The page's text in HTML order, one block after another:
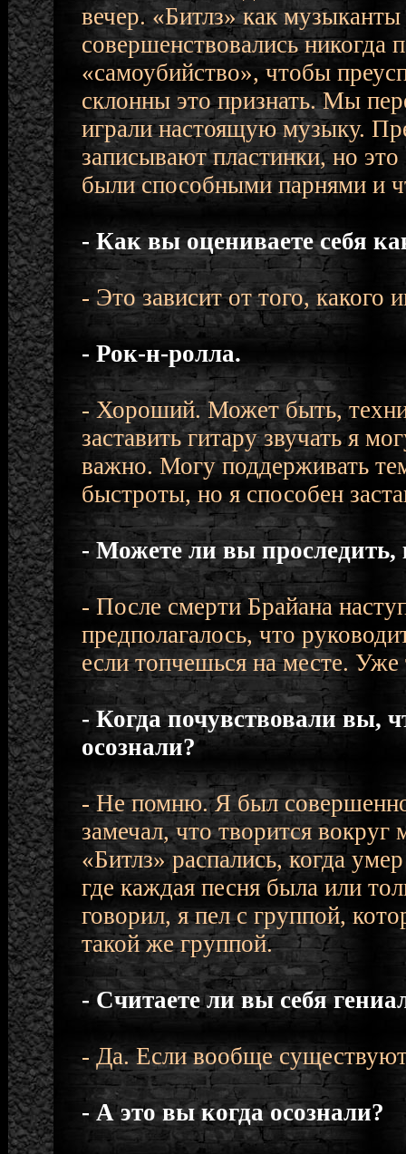
вечер. «Битлз» как
совершенствовались
«самоубийство», чтобы
склонны это признать. Мы
играли настоящую музыку.
записывают пластинки, но
были способными парнями и
- Как вы оцениваете себя
- Это зависит от того, какого
- Рок-н-ролла.
- Хороший. Может быть,
заставить гитару звучать я
важно. Могу поддерживать
быстроты, но я способен
- Можете ли вы проследить,
- После смерти Брайана
предполагалось, что
если топчешься на месте. Уже
- Когда почувствовали вы,
осознали?
- Не помню. Я был
замечал, что творится
«Битлз» распались, когда
где каждая песня была или
говорил, я пел с группой,
такой же группой.
- Считаете ли вы себя
- Да. Если вообще
- А это вы когда осознали?